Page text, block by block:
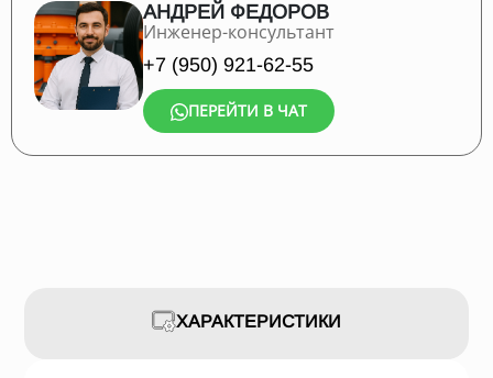
АНДРЕЙ ФЕДОРОВ
Инженер-консультант
+7 (950) 921-62-55
ПЕРЕЙТИ В ЧАТ
ХАРАКТЕРИСТИКИ